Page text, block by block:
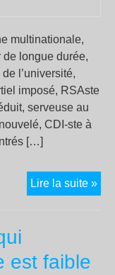
multinationale,
longue durée,
l’université,
imposé, RSAste
serveuse au
CDI-ste à
[…]
Lire la suite »La
est faible